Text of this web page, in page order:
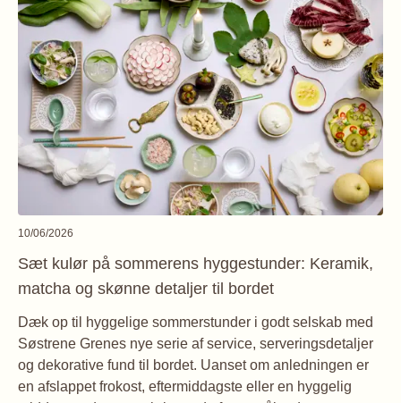
10/06/2026
Sæt kulør på sommerens hyggestunder: Keramik,
matcha og skønne detaljer til bordet
Dæk op til hyggelige sommerstunder i godt selskab med
Søstrene Grenes nye serie af service, serveringsdetaljer
og dekorative fund til bordet. Uanset om anledningen er
en afslappet frokost, eftermiddagste eller en hyggelig